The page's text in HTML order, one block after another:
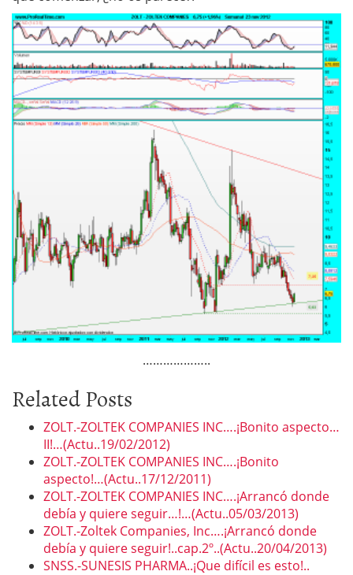
………………..
Related Posts
ZOLT.-ZOLTEK COMPANIES INC….¡Bonito aspecto…
II!…(Actu..19/02/2012)
ZOLT.-ZOLTEK COMPANIES INC….¡Bonito
aspecto!…(Actu..17/12/2011)
ZOLT.-ZOLTEK COMPANIES INC….¡Arrancó donde
debía y quiere seguir…!…(Actu..05/03/2013)
ZOLT.-Zoltek Companies, Inc….¡Arrancó donde
debía y quiere seguir!..cap.2º..(Actu..20/04/2013)
SNSS.-SUNESIS PHARMA..¡Que difícil es esto!..